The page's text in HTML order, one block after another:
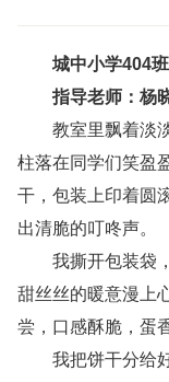
城中小学404
指导老师：杨
教室里飘着淡淡
柱落在同学们笑盈
干，包装上印着圆
出清脆的叮咚声。
我撕开包装袋，
甜丝丝的暖意漫上
尝，口感酥脆，蛋
我把饼干分给好